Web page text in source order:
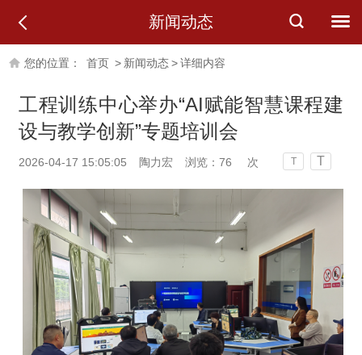
新闻动态
您的位置： 首页 > 新闻动态>详细内容
工程训练中心举办“AI赋能智慧课程建
设与教学创新”专题培训会
2026-04-17 15:05:05 陶力宏 浏览： 76 次 T T